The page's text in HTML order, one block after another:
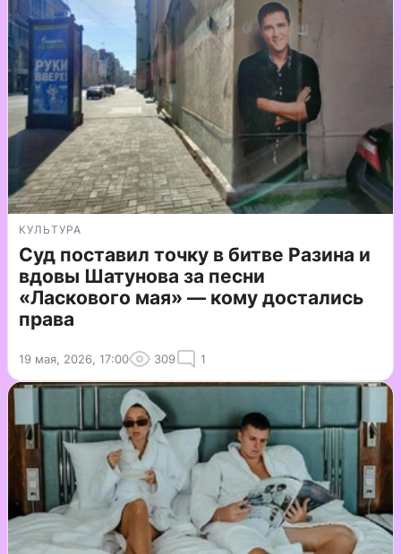
КУЛЬТУРА
Суд поставил точку в битве Разина и
вдовы Шатунова за песни
«Ласкового мая» — кому достались
права
19 мая, 2026, 17:00 309 1